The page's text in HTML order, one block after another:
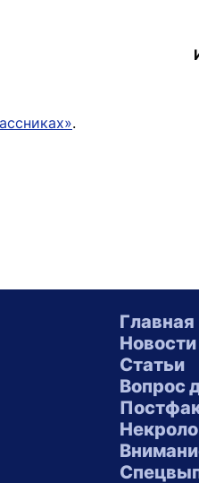
.
Главная
Новости
Статьи
Вопрос